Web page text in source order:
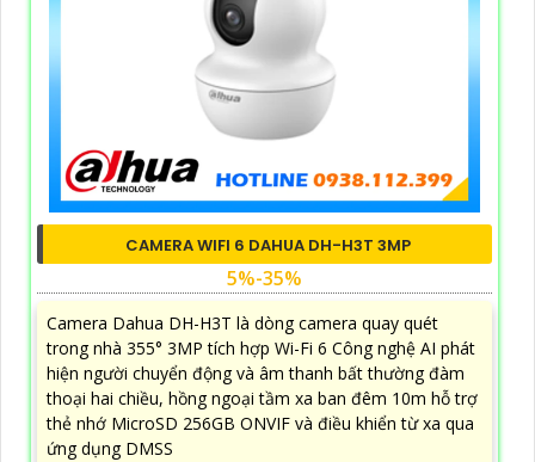
CAMERA WIFI 6 DAHUA DH-H3T 3MP
5%-35%
Camera Dahua DH-H3T là dòng camera quay quét
trong nhà 355° 3MP tích hợp Wi-Fi 6 Công nghệ AI phát
hiện người chuyển động và âm thanh bất thường đàm
thoại hai chiều, hồng ngoại tầm xa ban đêm 10m hỗ trợ
thẻ nhớ MicroSD 256GB ONVIF và điều khiển từ xa qua
ứng dụng DMSS